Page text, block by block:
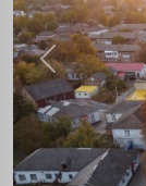
Previous